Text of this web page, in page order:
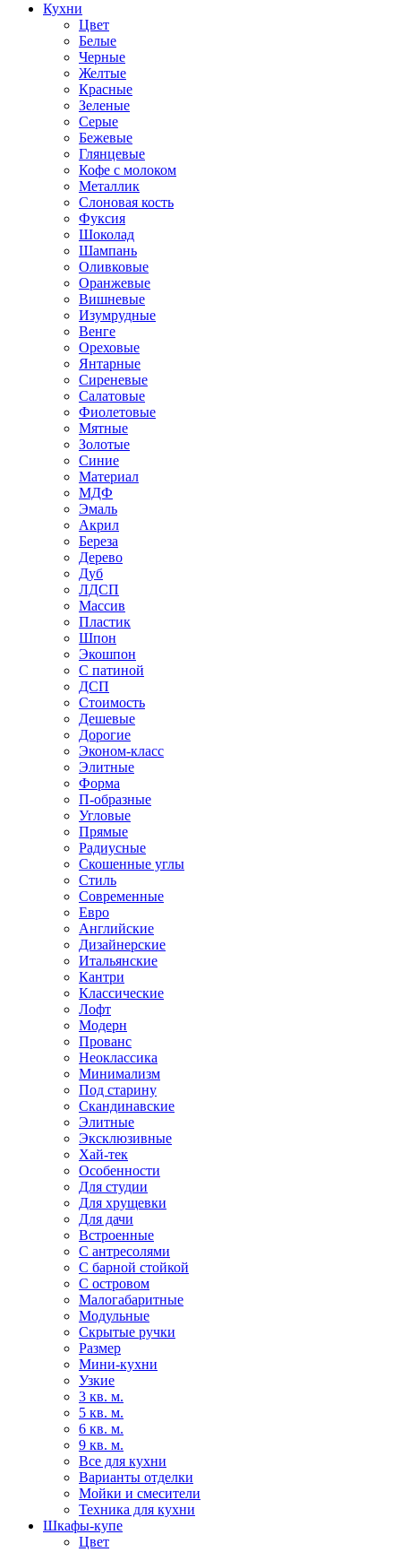
Кухни
Цвет
Белые
Черные
Желтые
Красные
Зеленые
Серые
Бежевые
Глянцевые
Кофе с молоком
Металлик
Слоновая кость
Фуксия
Шоколад
Шампань
Оливковые
Оранжевые
Вишневые
Изумрудные
Венге
Ореховые
Янтарные
Сиреневые
Салатовые
Фиолетовые
Мятные
Золотые
Синие
Материал
МДФ
Эмаль
Акрил
Береза
Дерево
Дуб
ЛДСП
Массив
Пластик
Шпон
Экошпон
С патиной
ДСП
Стоимость
Дешевые
Дорогие
Эконом-класс
Элитные
Форма
П-образные
Угловые
Прямые
Радиусные
Скошенные углы
Стиль
Современные
Евро
Английские
Дизайнерские
Итальянские
Кантри
Классические
Лофт
Модерн
Прованс
Неоклассика
Минимализм
Под старину
Скандинавские
Элитные
Эксклюзивные
Хай-тек
Особенности
Для студии
Для хрущевки
Для дачи
Встроенные
С антресолями
С барной стойкой
С островом
Малогабаритные
Модульные
Скрытые ручки
Размер
Мини-кухни
Узкие
3 кв. м.
5 кв. м.
6 кв. м.
9 кв. м.
Все для кухни
Варианты отделки
Мойки и смесители
Техника для кухни
Шкафы-купе
Цвет